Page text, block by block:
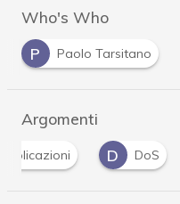
Who's Who
P
Paolo Tarsitano
Argomenti
D DoS